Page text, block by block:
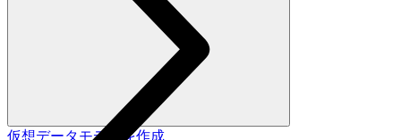
仮想データモデルを作成